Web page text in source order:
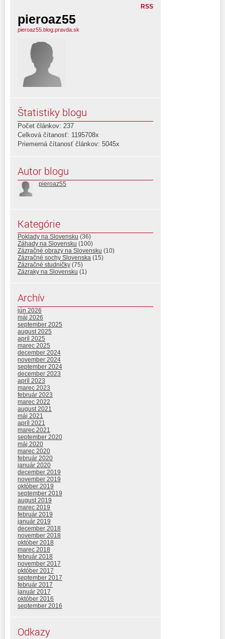
RSS
pieroaz55
pieroaz55.blog.pravda.sk
Štatistiky blogu
Počet článkov: 237
Celková čítanosť: 1195708x
Priemerná čítanosť článkov: 5045x
Autor blogu
pieroaz55
Kategórie
Poklady na Slovensku (36)
Záhady na Slovensku (100)
Zázračné obrazy na Slovensku (10)
Zázračné sochy Slovenska (15)
Zázračné studničky (75)
Zázraky na Slovensku (1)
Archív
jún 2026
máj 2026
september 2025
august 2025
apríl 2025
marec 2025
december 2024
november 2024
september 2024
december 2023
apríl 2023
marec 2023
február 2023
marec 2022
august 2021
máj 2021
apríl 2021
marec 2021
september 2020
máj 2020
marec 2020
február 2020
január 2020
december 2019
november 2019
október 2019
september 2019
august 2019
marec 2019
február 2019
január 2019
december 2018
november 2018
október 2018
marec 2018
február 2018
november 2017
október 2017
september 2017
február 2017
január 2017
október 2016
september 2016
Odkazy